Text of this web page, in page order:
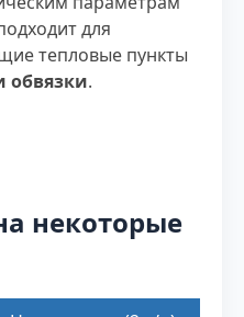
для
тепловые пункты
обвязки.
некоторые